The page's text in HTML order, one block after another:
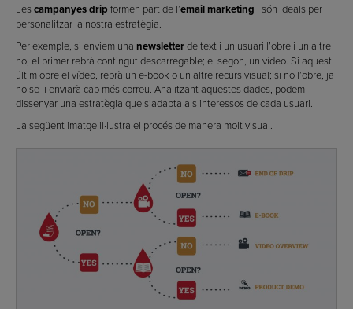
Les campanyes drip formen part de l’email marketing i són ideals per
personalitzar la nostra estratègia.
Per exemple, si enviem una newsletterde text i un usuari l’obre i un altre
no, el primer rebrà contingut descarregable; el segon, un vídeo. Si aquest
últim obre el vídeo, rebrà un e-book o un altre recurs visual; si no l’obre, ja
no se li enviarà cap més correu. Analitzant aquestes dades, podem
dissenyar una estratègia que s’adapta als interessos de cada usuari.
La següent imatge il·lustra el procés de manera molt visual.